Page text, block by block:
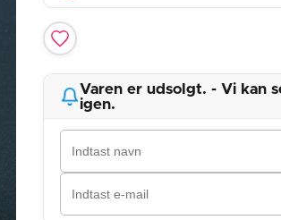
Varen er udsolgt. - Vi kan
igen.